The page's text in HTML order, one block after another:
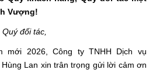
Vượng!
đối tác,
mới 2026, Công ty TNHH Dịch vụ
Lan xin trân trọng gửi lời cảm ơn